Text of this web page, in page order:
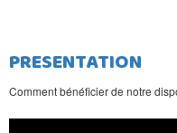
PRESENTATION
Comment bénéficier de notre